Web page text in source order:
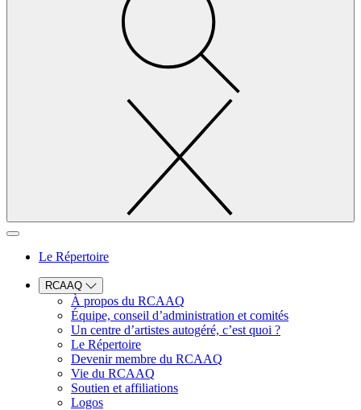
Le Répertoire
RCAAQ
À propos du RCAAQ
Équipe, conseil d’administration et comités
Un centre d’artistes autogéré, c’est quoi ?
Le Répertoire
Devenir membre du RCAAQ
Vie du RCAAQ
Soutien et affiliations
Logos